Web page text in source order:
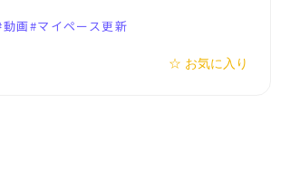
動画 マイペース更新
☆ お気に入り